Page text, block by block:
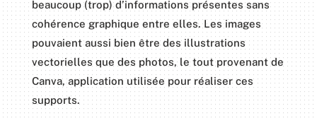
beaucoup (trop) d’informations présentes sans
cohérence graphique entre elles. Les images
pouvaient aussi bien être des illustrations
vectorielles que des photos, le tout provenant de
Canva, application utilisée pour réaliser ces
supports.